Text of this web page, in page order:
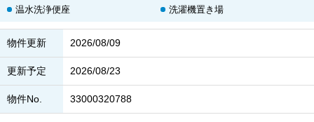
温水洗浄便座
洗濯機置き場
物件更新 2026/08/09
更新予定 2026/08/23
物件No. 33000320788